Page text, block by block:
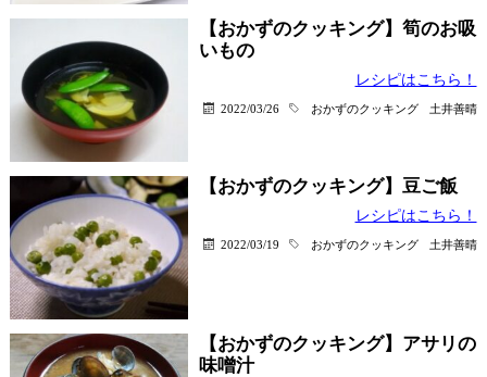
【おかずのクッキング】筍のお吸
いもの
レシピはこちら！
2022/03/26 おかずのクッキング 土井善晴
【おかずのクッキング】豆ご飯
レシピはこちら！
2022/03/19 おかずのクッキング 土井善晴
【おかずのクッキング】アサリの
味噌汁